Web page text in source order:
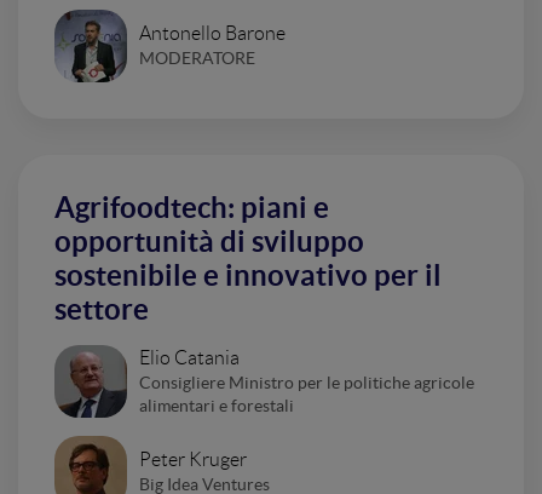
Antonello Barone
MODERATORE
Agrifoodtech: piani e
opportunità di sviluppo
sostenibile e innovativo per il
settore
Elio Catania
Consigliere Ministro per le politiche agricole
alimentari e forestali
Peter Kruger
Big Idea Ventures